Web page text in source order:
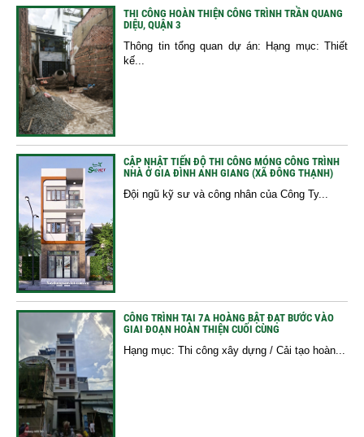
THI CÔNG HOÀN THIỆN CÔNG TRÌNH TRẦN QUANG
DIỆU, QUẬN 3
Thông tin tổng quan dự án: Hạng mục: Thiết
kế...
CẬP NHẬT TIẾN ĐỘ THI CÔNG MÓNG CÔNG TRÌNH
NHÀ Ở GIA ĐÌNH ANH GIANG (XÃ ĐÔNG THẠNH)
Đội ngũ kỹ sư và công nhân của Công Ty...
CÔNG TRÌNH TẠI 7A HOÀNG BẬT ĐẠT BƯỚC VÀO
GIAI ĐOẠN HOÀN THIỆN CUỐI CÙNG
Hạng mục: Thi công xây dựng / Cải tạo hoàn...